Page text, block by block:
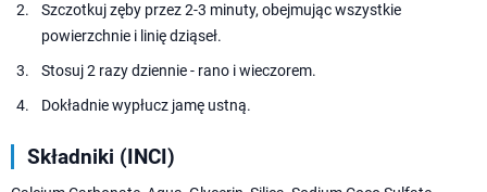
Szczotkuj zęby przez 2-3 minuty, obejmując wszystkie
powierzchnie i linię dziąseł.
Stosuj 2 razy dziennie - rano i wieczorem.
Dokładnie wypłucz jamę ustną.
Składniki (INCI)